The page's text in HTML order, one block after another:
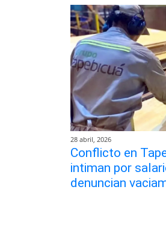
28 abril, 2026
Conflicto en
intiman por
denuncian